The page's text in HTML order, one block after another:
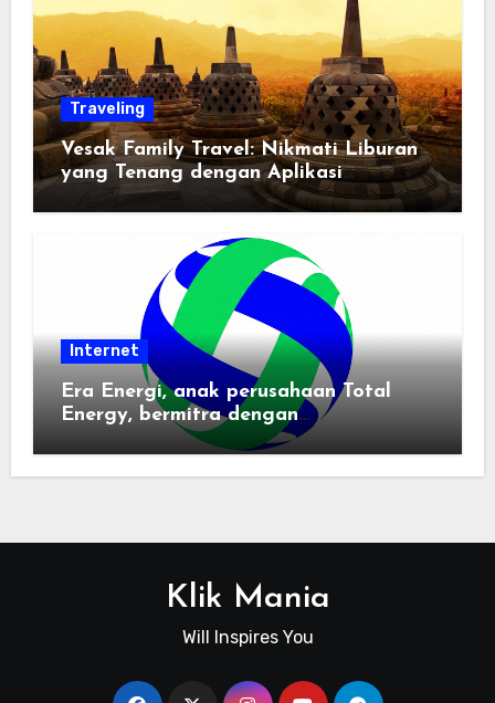
Traveling
Vesak Family Travel: Nikmati Liburan
yang Tenang dengan Aplikasi
Pemindai PDF
Internet
Era Energi, anak perusahaan Total
Energy, bermitra dengan
Zhuochuangtong untuk mempercepat
transisi energi Indonesia — raksasa
Klik Mania
Will Inspires You